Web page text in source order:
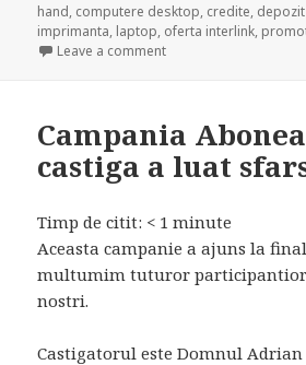
on
hand, computere desktop, credite,
imprimanta, laptop, oferta interlink,
Leave a commenton Cumpara si
Campania
castiga a luat
Timp de citit: < 1 minute
Aceasta campanie a ajuns la
multumim tuturor
nostri.
Castigatorul este Domnul